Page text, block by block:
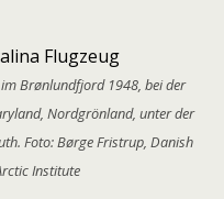
Brønlundfjord 1948, bei der
Nordgrönland, unter der
Foto: Børge Fristrup, Danish
Institute